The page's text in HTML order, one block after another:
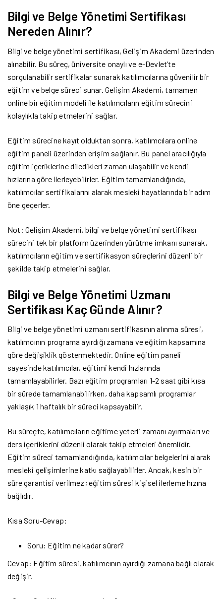
Bilgi ve Belge Yönetimi Sertifikası
Nereden Alınır?
Bilgi ve belge yönetimi sertifikası, Gelişim Akademi üzerinden
alınabilir. Bu süreç, üniversite onaylı ve e-Devlet’te
sorgulanabilir sertifikalar sunarak katılımcılarına güvenilir bir
eğitim ve belge süreci sunar. Gelişim Akademi, tamamen
online bir eğitim modeli ile katılımcıların eğitim sürecini
kolaylıkla takip etmelerini sağlar.
Eğitim sürecine kayıt olduktan sonra, katılımcılara online
eğitim paneli üzerinden erişim sağlanır. Bu panel aracılığıyla
eğitim içeriklerine diledikleri zaman ulaşabilir ve kendi
hızlarına göre ilerleyebilirler. Eğitim tamamlandığında,
katılımcılar sertifikalarını alarak mesleki hayatlarında bir adım
öne geçerler.
Not: Gelişim Akademi, bilgi ve belge yönetimi sertifikası
sürecini tek bir platform üzerinden yürütme imkanı sunarak,
katılımcıların eğitim ve sertifikasyon süreçlerini düzenli bir
şekilde takip etmelerini sağlar.
Bilgi ve Belge Yönetimi Uzmanı
Sertifikası Kaç Günde Alınır?
Bilgi ve belge yönetimi uzmanı sertifikasının alınma süresi,
katılımcının programa ayırdığı zamana ve eğitim kapsamına
göre değişiklik göstermektedir. Online eğitim paneli
sayesinde katılımcılar, eğitimi kendi hızlarında
tamamlayabilirler. Bazı eğitim programları 1-2 saat gibi kısa
bir sürede tamamlanabilirken, daha kapsamlı programlar
yaklaşık 1 haftalık bir süreci kapsayabilir.
Bu süreçte, katılımcıların eğitime yeterli zamanı ayırmaları ve
ders içeriklerini düzenli olarak takip etmeleri önemlidir.
Eğitim süreci tamamlandığında, katılımcılar belgelerini alarak
mesleki gelişimlerine katkı sağlayabilirler. Ancak, kesin bir
süre garantisi verilmez; eğitim süresi kişisel ilerleme hızına
bağlıdır.
Kısa Soru-Cevap:
Soru: Eğitim ne kadar sürer?
Cevap: Eğitim süresi, katılımcının ayırdığı zamana bağlı olarak
değişir.